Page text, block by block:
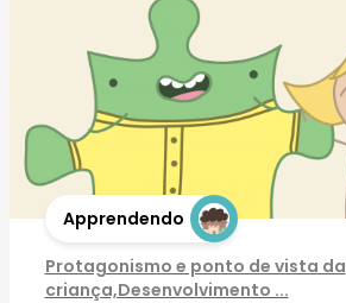
Apprendendo
Protagonismo e ponto de vista da
criança,Desenvolvimento ...